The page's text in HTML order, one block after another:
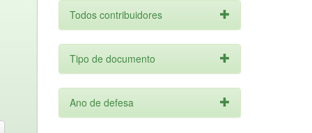
Todos contribuidores
Tipo de documento
Ano de defesa